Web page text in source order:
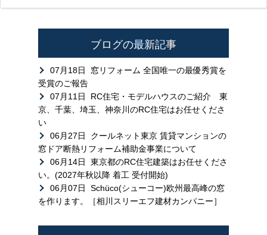
ブログの最新記事
07月18日
窓リフォーム 全国唯一の最優秀賞を
受賞のご報告
07月11日
RC住宅・モデルハウスのご紹介 東
京、千葉、埼玉、神奈川のRC住宅はお任せくださ
い
06月27日
クールネット東京 賃貸マンションの
窓ドア断熱リフォーム補助金事業について
06月14日
東京都のRC住宅建築はお任せくださ
い。(2027年秋以降 着工 受付開始)
06月07日
Schüco(シューコー)欧州最高峰の窓
を作ります。［相川スリーエフ建材カンパニー］